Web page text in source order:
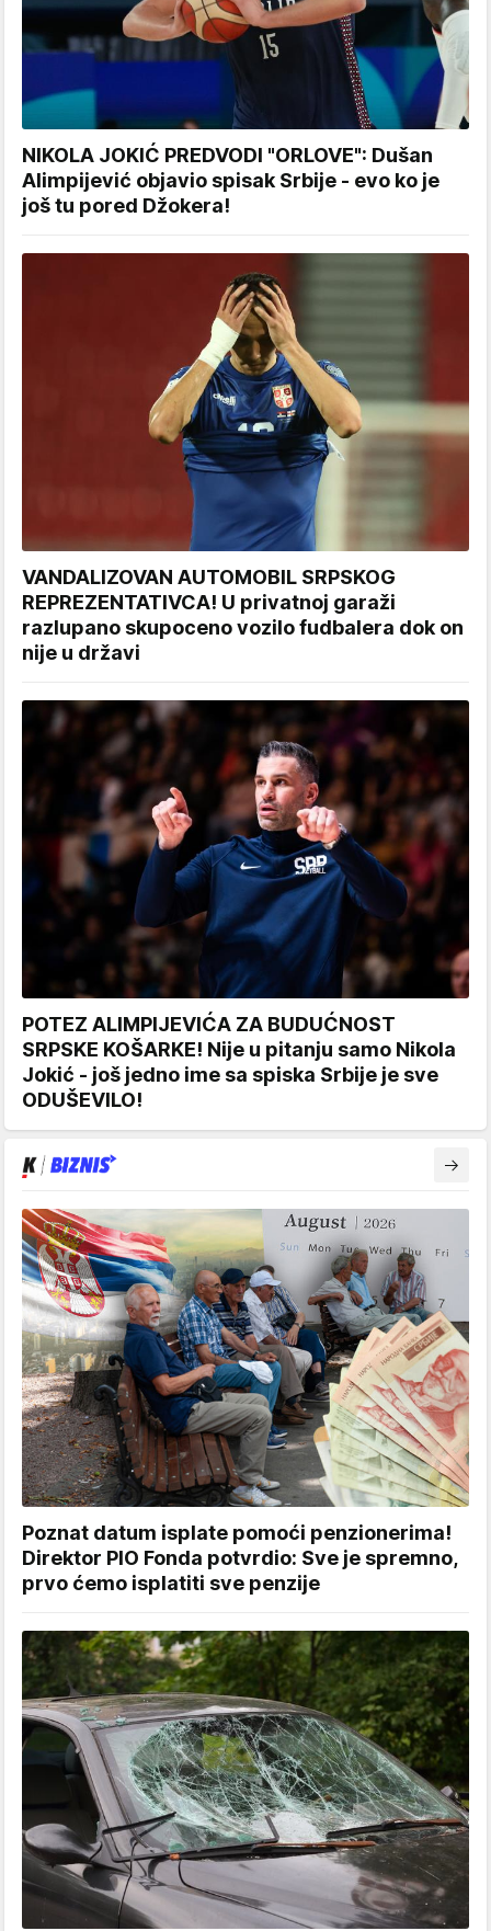
NIKOLA JOKIĆ PREDVODI "ORLOVE": Dušan
Alimpijević objavio spisak Srbije - evo ko je
još tu pored Džokera!
VANDALIZOVAN AUTOMOBIL SRPSKOG
REPREZENTATIVCA! U privatnoj garaži
razlupano skupoceno vozilo fudbalera dok on
nije u državi
POTEZ ALIMPIJEVIĆA ZA BUDUĆNOST
SRPSKE KOŠARKE! Nije u pitanju samo Nikola
Jokić - još jedno ime sa spiska Srbije je sve
ODUŠEVILO!
Poznat datum isplate pomoći penzionerima!
Direktor PIO Fonda potvrdio: Sve je spremno,
prvo ćemo isplatiti sve penzije